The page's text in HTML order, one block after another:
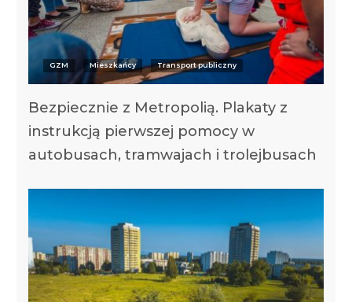
GZM Mieszkańcy Transport publiczny
Bezpiecznie z Metropolią. Plakaty z
instrukcją pierwszej pomocy w
autobusach, tramwajach i trolejbusach